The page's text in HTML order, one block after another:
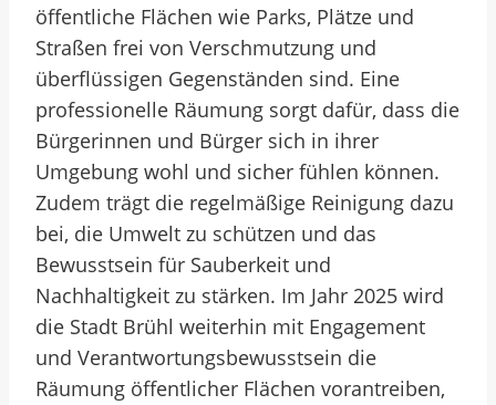
öffentliche Flächen wie Parks, Plätze und
Straßen frei von Verschmutzung und
überflüssigen Gegenständen sind. Eine
professionelle Räumung sorgt dafür, dass die
Bürgerinnen und Bürger sich in ihrer
Umgebung wohl und sicher fühlen können.
Zudem trägt die regelmäßige Reinigung dazu
bei, die Umwelt zu schützen und das
Bewusstsein für Sauberkeit und
Nachhaltigkeit zu stärken. Im Jahr 2025 wird
die Stadt Brühl weiterhin mit Engagement
und Verantwortungsbewusstsein die
Räumung öffentlicher Flächen vorantreiben,